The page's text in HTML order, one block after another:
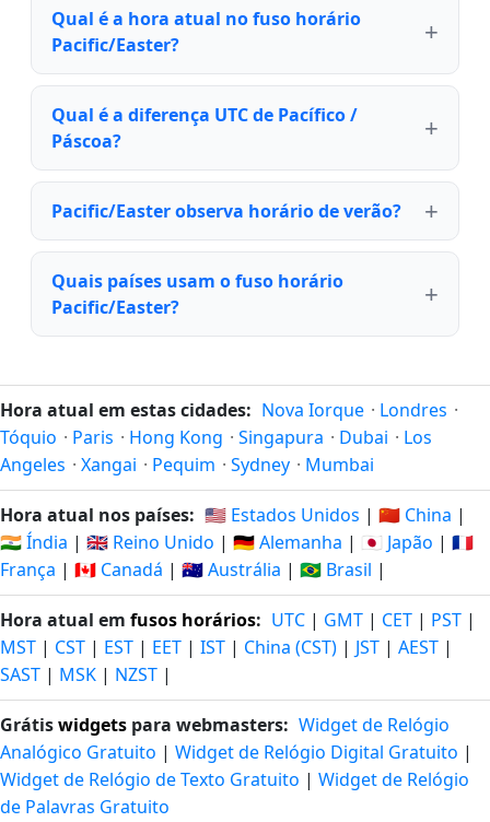
Qual é a hora atual no fuso horário
Pacific/Easter?
Qual é a diferença UTC de Pacífico /
Páscoa?
Pacific/Easter observa horário de verão?
Quais países usam o fuso horário
Pacific/Easter?
Hora atual em estas cidades: Nova Iorque · Londres ·
Tóquio · Paris · Hong Kong · Singapura · Dubai · Los
Angeles · Xangai · Pequim · Sydney · Mumbai
Hora atual nos países: 🇺🇸 Estados Unidos | 🇨🇳 China |
🇮🇳 Índia | 🇬🇧 Reino Unido | 🇩🇪 Alemanha | 🇯🇵 Japão | 🇫🇷
França | 🇨🇦 Canadá | 🇦🇺 Austrália | 🇧🇷 Brasil |
Hora atual em fusos horários: UTC | GMT | CET | PST |
MST | CST | EST | EET | IST | China (CST) | JST | AEST |
SAST | MSK | NZST |
Grátiswidgets para webmasters: Widget de Relógio
Analógico Gratuito | Widget de Relógio Digital Gratuito |
Widget de Relógio de Texto Gratuito | Widget de Relógio
de Palavras Gratuito